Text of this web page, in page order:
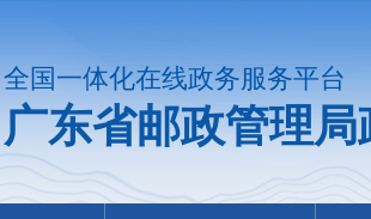
全国一体化在线政务服务平台
广东省邮政管理